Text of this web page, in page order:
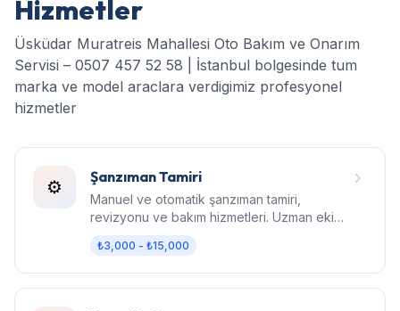
Hizmetler
Üsküdar Muratreis Mahallesi Oto Bakım ve Onarım
Servisi – 0507 457 52 58 | İstanbul bolgesinde tum
marka ve model araclara verdigimiz profesyonel
hizmetler
⚙️ Şanzıman Tamiri
Manuel ve otomatik şanzıman tamiri,
revizyonu ve bakım hizmetleri. Uzman ekip,
₺3,000 - ₺15,000